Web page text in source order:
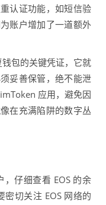
认证功能，如短信验
账户增加了一道额外
包的关键凭证，它就
妥善保管，绝不能泄
应用，避免因
在充满陷阱的数字丛
，仔细查看 EOS 的余
密切关注 EOS 网络的